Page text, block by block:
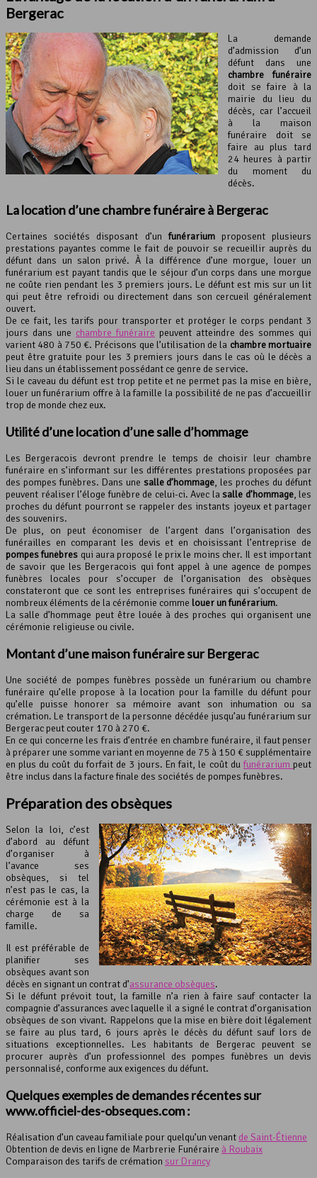
Bergerac
La demande
d’admission d’un
défunt dans une
chambre funéraire
doit se faire à la
mairie du lieu du
décès, car l’accueil
à la maison
funéraire doit se
faire au plus tard
24 heures à partir
du moment du
décès.
La location d’une chambre funéraire à Bergerac
Certaines sociétés disposant d’unfunérarium proposent plusieurs
prestations payantes comme le fait de pouvoir se recueillir auprès du
défunt dans un salon privé. À la différence d’une morgue, louer un
funérarium est payant tandis que le séjour d’un corps dans une morgue
ne coûte rien pendant les 3 premiers jours. Le défunt est mis sur un lit
qui peut être refroidi ou directement dans son cercueil généralement
ouvert.
De ce fait, les tarifs pour transporter et protéger le corps pendant 3
jours dans une chambre funéraire peuvent atteindre des sommes qui
varient 480 à 750 €. Précisons que l’utilisation de la chambre mortuaire
peut être gratuite pour les 3 premiers jours dans le cas où le décès a
lieu dans un établissement possédant ce genre de service.
Si le caveau du défunt est trop petite et ne permet pas la mise en bière,
louer un funérarium offre à la famille la possibilité de ne pas d’accueillir
trop de monde chez eux.
Utilité d’une location d’unesalle d’hommage
Les Bergeracois devront prendre le temps de choisir leur chambre
funéraire en s’informant sur les différentes prestations proposées par
des pompes funèbres. Dans une salle d’hommage, les proches du défunt
peuvent réaliser l’éloge funèbre de celui-ci. Avec lasalle d’hommage, les
proches du défunt pourront se rappeler des instants joyeux et partager
des souvenirs.
De plus, on peut économiser de l’argent dans l’organisation des
funérailles en comparant les devis et en choisissant l’entreprise de
pompes funèbres qui aura proposé le prix le moins cher. Il est important
de savoir que les Bergeracois qui font appel à une agence de pompes
funèbres locales pour s’occuper de l’organisation des obsèques
constateront que ce sont les entreprises funéraires qui s’occupent de
nombreux éléments de la cérémonie comme louer un funérarium.
La salle d’hommage peut être louée à des proches qui organisent une
cérémonie religieuse ou civile.
Montant d’une maison funéraire sur Bergerac
Une société de pompes funèbres possède un funérarium ou chambre
funéraire qu’elle propose à la location pour la famille du défunt pour
qu’elle puisse honorer sa mémoire avant son inhumation ou sa
crémation. Le transport de la personne décédée jusqu’au funérarium sur
Bergerac peut couter 170 à 270 €.
En ce qui concerne les frais d’entrée en chambre funéraire, il faut penser
à préparer une somme variant en moyenne de 75 à 150 € supplémentaire
en plus du coût du forfait de 3 jours. En fait, le coût du funérarium peut
être inclus dans la facture finale des sociétés de pompes funèbres.
Préparation des obsèques
Selon la loi, c’est
d’abord au défunt
d’organiser à
l’avance ses
obsèques, si tel
n’est pas le cas, la
cérémonie est à la
charge de sa
famille.
Il est préférable de
planifier ses
obsèques avant son
décès en signant un contrat d’assurance obsèques.
Si le défunt prévoit tout, la famille n’a rien à faire sauf contacter la
compagnie d’assurances avec laquelle il a signé le contrat d’organisation
obsèques de son vivant. Rappelons que la mise en bière doit légalement
se faire au plus tard, 6 jours après le décès du défunt sauf lors de
situations exceptionnelles. Les habitants de Bergerac peuvent se
procurer auprès d’un professionnel des pompes funèbres un devis
personnalisé, conforme aux exigences du défunt.
Quelques exemples de demandes récentes sur
www.officiel-des-obseques.com :
Réalisation d’un caveau familiale pour quelqu’un venant de Saint-Étienne
Obtention de devis en ligne de Marbrerie Funéraire à Roubaix
Comparaison des tarifs de crémation sur Drancy